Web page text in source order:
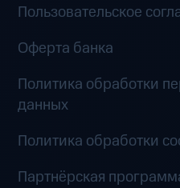
Пользовательское
Оферта банка
Политика обработки
данных
Политика обработки
Партнёрская